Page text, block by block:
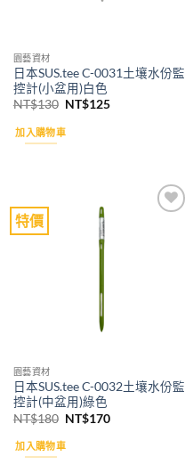
園藝資材
日本SUS.tee C-0031土壤水份監
控計(小盆用)白色
NT$130 原
價
格：
NT$125目
加入購物車
特價
園藝資材
日本SUS.tee C-0032土壤水份監
控計(中盆用)綠色
NT$180 原
價
格：
NT$170目
加入購物車